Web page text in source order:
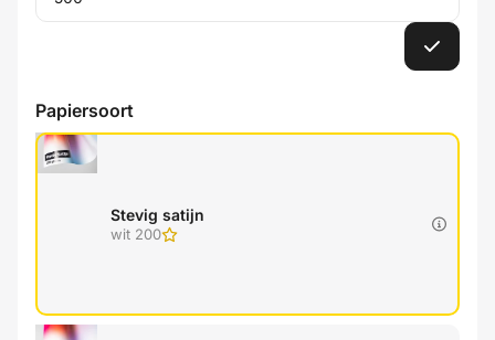
Papiersoort
Stevig satijn
wit 200